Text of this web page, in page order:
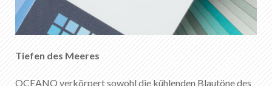
Tiefen des Meeres
OCEANO verkörpert sowohl die kühlenden Blautöne des